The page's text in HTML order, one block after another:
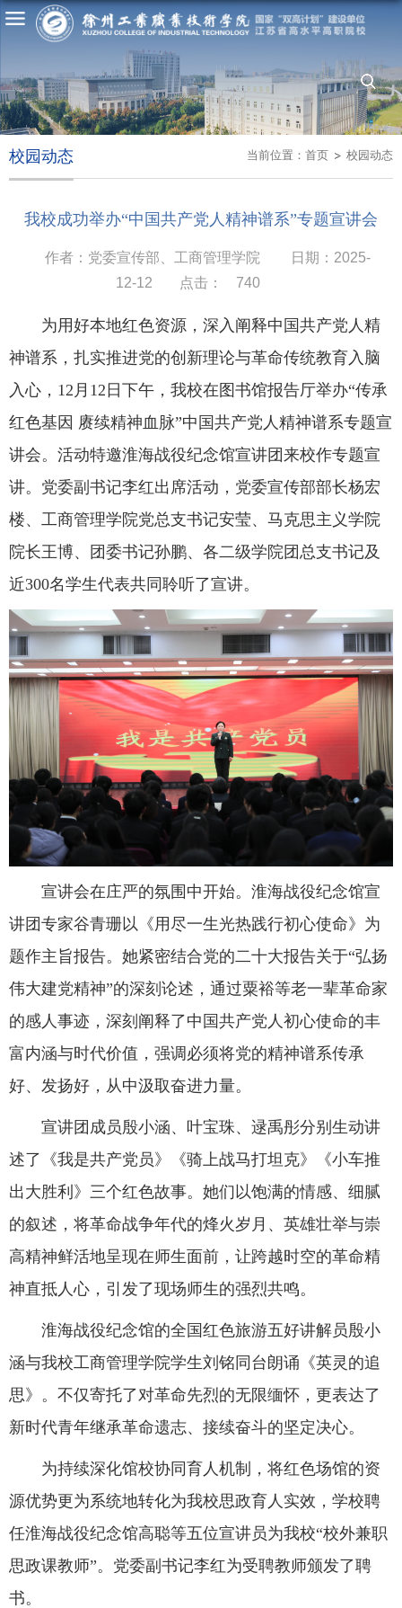
当前位置： 首页 校园动态
校园动态
我校成功举办“中国共产党人精神谱系”专题宣讲会
作者：党委宣传部、工商管理学院
日期：2025-
12-12
点击： 740
为用好本地红色资源，深入阐释中国共产党人精
神谱系，扎实推进党的创新理论与革命传统教育入脑
入心，12月12日下午，我校在图书馆报告厅举办“传承
红色基因 赓续精神血脉”中国共产党人精神谱系专题宣
讲会。活动特邀淮海战役纪念馆宣讲团来校作专题宣
讲。党委副书记李红出席活动，党委宣传部部长杨宏
楼、工商管理学院党总支书记安莹、 马克思主义学院
院长王博、
团委书记孙鹏、各二级学院团总支书记及
近300名学生代表共同聆听了宣讲。
宣讲会在庄严的氛围中开始。淮海战役纪念馆宣
讲团专家谷青珊以《用尽一生光热践行初心使命》为
题作主旨报告。她紧密结合党的二十大报告关于“弘扬
伟大建党精神”的深刻论述，通过粟裕等老一辈革命家
的感人事迹，深刻阐释了中国共产党人初心使命的丰
富内涵与时代价值，强调必须将党的精神谱系传承
好、发扬好，从中汲取奋进力量。
宣讲团成员殷小涵、叶宝珠、逯禹彤分别生动讲
述了《我是共产党员》《骑上战马打坦克》《小车推
出大胜利》三个红色故事。她们以饱满的情感、细腻
的叙述，将革命战争年代的烽火岁月、英雄壮举与崇
高精神鲜活地呈现在师生面前，让跨越时空的革命精
神直抵人心，引发了现场师生的强烈共鸣。
淮海战役纪念馆的全国红色旅游五好讲解员殷小
涵与我校工商管理学院学生刘铭同台朗诵《英灵的追
思》。不仅寄托了对革命先烈的无限缅怀，更表达了
新时代青年继承革命遗志、接续奋斗的坚定决心。
为持续深化馆校协同育人机制，将红色场馆的资
源优势更为系统地转化为我校思政育人实效，学校聘
任淮海战役纪念馆高聪等五位宣讲员为我校“校外兼职
思政课教师”。党委副书记李红为受聘教师颁发了聘
书。